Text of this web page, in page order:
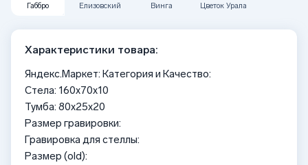
Габбро Елизовский Винга Цветок Урала
Характеристики товара:
Яндекс.Маркет: Категория и Качество:
Стела: 160x70x10
Тумба: 80x25x20
Размер гравировки:
Гравировка для стеллы:
Размер (old):